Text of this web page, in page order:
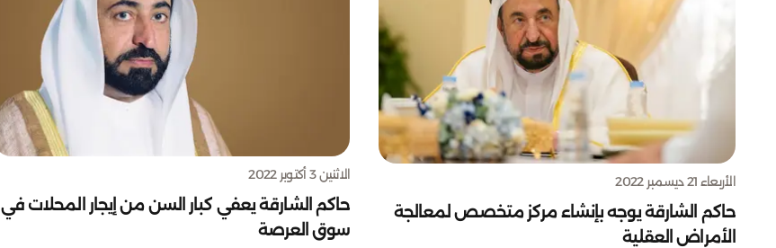
الأربعاء 21 ديسمبر 2022
حاكم الشارقة يوجه بإنشاء مركز متخصص لمعالجة
الأمراض العقلية
الاثنين 3 أكتوبر 2022
حاكم الشارقة يعفي كبار السن من إيجار المحلات في
سوق العرصة